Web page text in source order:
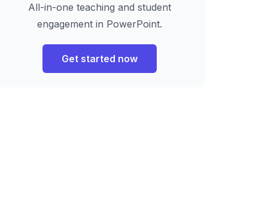
All-in-one teaching and student
engagement in PowerPoint.
Get started now